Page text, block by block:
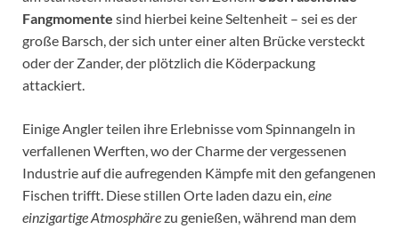
Fangmomente sind hierbei keine Seltenheit – sei es der
große Barsch, der sich unter einer alten Brücke versteckt
oder der Zander, der plötzlich die Köderpackung
attackiert.
Einige Angler teilen ihre Erlebnisse vom Spinnangeln in
verfallenen Werften, wo der Charme der vergessenen
Industrie auf die aufregenden Kämpfe mit den gefangenen
Fischen trifft. Diese stillen Orte laden dazu ein,eine
einzigartige Atmosphärezu genießen, während man dem